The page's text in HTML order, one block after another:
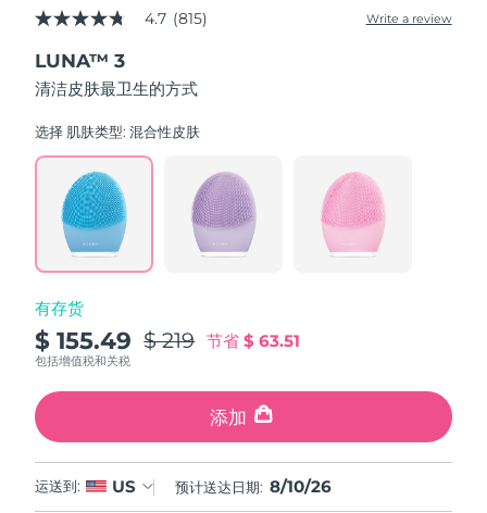
4.7
of
5
stars,
rating
Read
Reviews.
Same
page
link.
4.7 (815) Write a review
LUNA™ 3
清洁皮肤最卫生的方式
选择 肌肤类型:混合性皮肤
有存货
$ 155.49 $ 219 节省$ 63.51
包括增值税和关税
添加
运送到: US 预计送达日期: 8/10/26